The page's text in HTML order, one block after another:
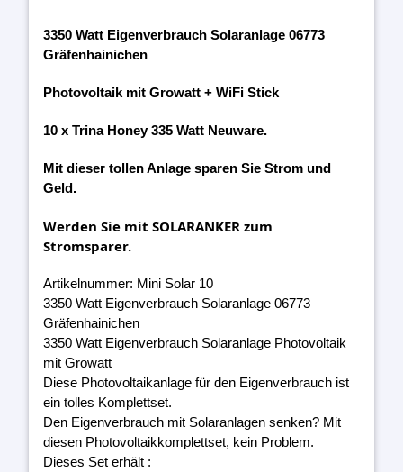
3350 Watt Eigenverbrauch Solaranlage 06773
Gräfenhainichen
Photovoltaik mit Growatt + WiFi Stick
10 x Trina Honey 335 Watt Neuware.
Mit dieser tollen Anlage sparen Sie Strom und
Geld.
Werden Sie mit SOLARANKER zum
Stromsparer.
Artikelnummer: Mini Solar 10
3350 Watt Eigenverbrauch Solaranlage 06773
Gräfenhainichen
3350 Watt Eigenverbrauch Solaranlage Photovoltaik
mit Growatt
Diese Photovoltaikanlage für den Eigenverbrauch ist
ein tolles Komplettset.
Den Eigenverbrauch mit Solaranlagen senken? Mit
diesen Photovoltaikkomplettset, kein Problem.
Dieses Set erhält :